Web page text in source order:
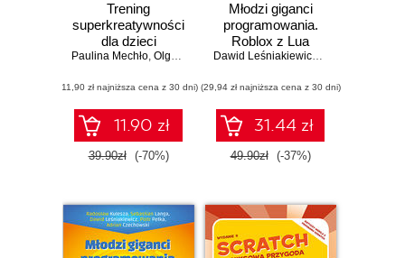
Trening
superkreatywności
dla dzieci
Paulina Mechło, Olga Geppert
(11,90 zł najniższa cena z 30 dni)
11.90 zł
39.90zł (-70%)
Młodzi giganci
programowania.
Roblox z Lua
Dawid Leśniakiewicz
,
(29,94 zł najniższa cena z 30 dni)
31.44 zł
49.90zł (-37%)